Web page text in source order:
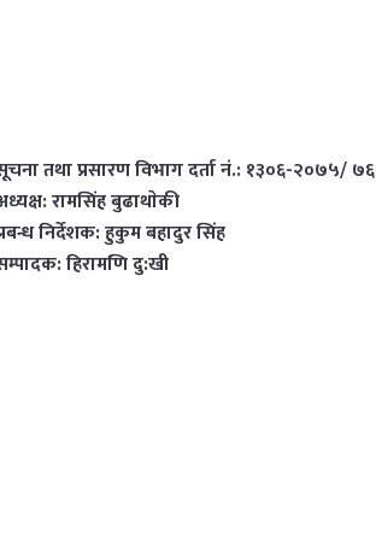
तथा प्रसारण विभाग दर्ता नं.: १३०६-२०७५/ ७६
रामसिंह बुढाथाेकी
निर्देशक: हुकुम बहादुर सिंह
हिरामणि दु:खी